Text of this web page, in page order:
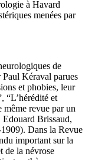
à Havard
menées par
de
Paul Kéraval parues
et phobies, leur
“L’hérédité et
même revue par un
Edouard Brissaud,
Dans la Revue
important sur la
de la névrose